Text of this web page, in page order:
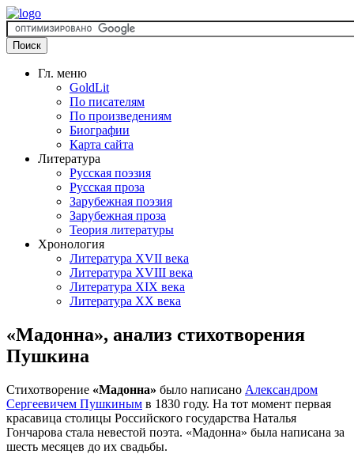
Гл. меню
GoldLit
По писателям
По произведениям
Биографии
Карта сайта
Литература
Русская поэзия
Русская проза
Зарубежная поэзия
Зарубежная проза
Теория литературы
Хронология
Литература XVII века
Литература XVIII века
Литература XIX века
Литература XX века
«Мадонна», анализ стихотворения
Пушкина
Стихотворение «Мадонна» было написано Александром
Сергеевичем Пушкиным в 1830 году. На тот момент первая
красавица столицы Российского государства Наталья
Гончарова стала невестой поэта. «Мадонна» была написана за
шесть месяцев до их свадьбы.